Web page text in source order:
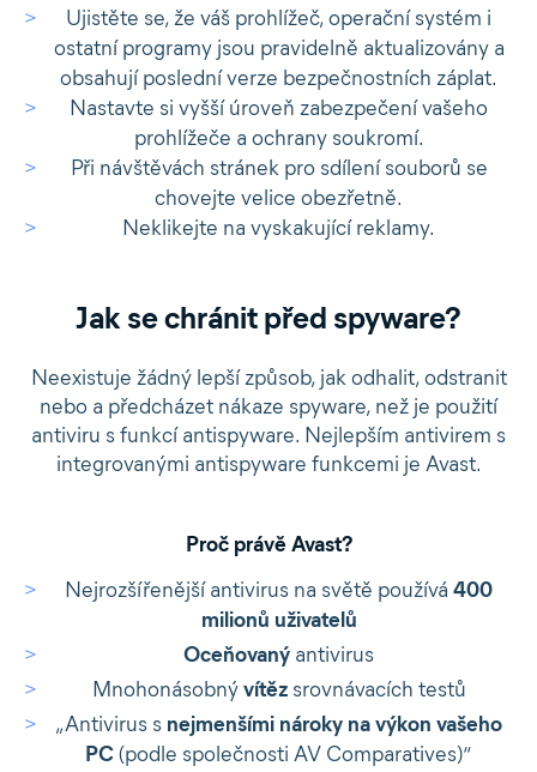
Ujistěte se, že váš prohlížeč, operační systém i
ostatní programy jsou pravidelně aktualizovány a
obsahují poslední verze bezpečnostních záplat.
Nastavte si vyšší úroveň zabezpečení vašeho
prohlížeče a ochrany soukromí.
Při návštěvách stránek pro sdílení souborů se
chovejte velice obezřetně.
Neklikejte na vyskakující reklamy.
Jak se chránit před spyware?
Neexistuje žádný lepší způsob, jak odhalit, odstranit
nebo a předcházet nákaze spyware, než je použití
antiviru s funkcí antispyware. Nejlepším antivirem s
integrovanými antispyware funkcemi je Avast.
Proč právě Avast?
Nejrozšířenější antivirus na světě používá 400
milionů uživatelů
Oceňovaný antivirus
Mnohonásobnývítězsrovnávacích testů
„Antivirus s nejmenšími nároky na výkon vašeho
PC(podle společnosti AV Comparatives)“